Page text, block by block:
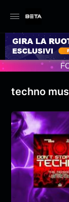
PROGRAMMATO 3/
techno